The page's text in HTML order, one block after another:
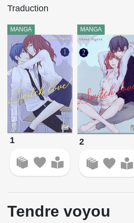
Traduction
MANGA
1
MANGA
2
Tendre voyou